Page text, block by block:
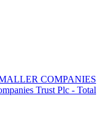
COMPANIES
Trust Plc - Total